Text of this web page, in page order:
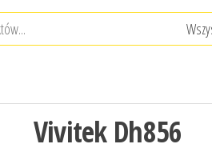
Vivitek Dh856